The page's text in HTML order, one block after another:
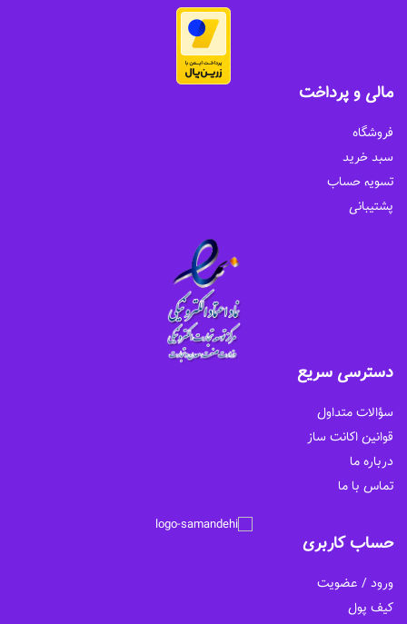
مالی و پرداخت
فروشگاه
سبد خرید
تسویه حساب
پشتیبانی
دسترسی سریع
سؤالات متداول
قوانین اکانت ساز
درباره ما
تماس با ما
حساب کاربری
ورود / عضویت
کیف پول